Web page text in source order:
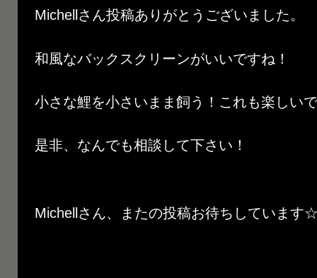
Michellさん投稿ありがとうございました。
和風なバックスクリーンがいいですね！
小さな鯉を小さいまま飼う！これも楽しい
是非、なんでも相談して下さい！
Michellさん、またの投稿お待ちしています